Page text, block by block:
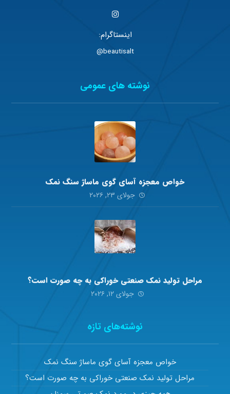
اینستاگرام:
beautisalt@
نوشته های عمومی
خواص معجزه آسای گوی ماساژ سنگ نمک
جولای ۲۳, ۲۰۲۶
مراحل تولید نمک صنعتی خوراکی به چه صورت است؟
جولای ۱۲, ۲۰۲۶
نوشته‌های تازه
خواص معجزه آسای گوی ماساژ سنگ نمک
مراحل تولید نمک صنعتی خوراکی به چه صورت است؟